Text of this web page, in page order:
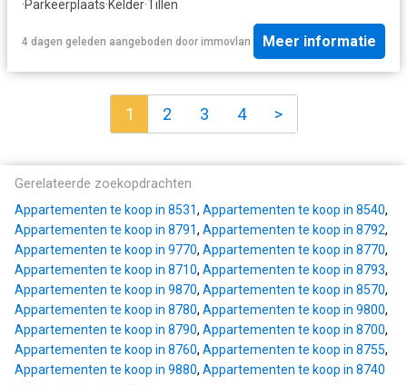
·Parkeerplaats·Kelder·Tillen
4 dagen geleden aangeboden door immovlan Meer informatie
1 2 3 4 >
Gerelateerde zoekopdrachten
Appartementen te koop in 8531, Appartementen te koop in 8540,
Appartementen te koop in 8791, Appartementen te koop in 8792,
Appartementen te koop in 9770, Appartementen te koop in 8770,
Appartementen te koop in 8710, Appartementen te koop in 8793,
Appartementen te koop in 9870, Appartementen te koop in 8570,
Appartementen te koop in 8780, Appartementen te koop in 9800,
Appartementen te koop in 8790, Appartementen te koop in 8700,
Appartementen te koop in 8760, Appartementen te koop in 8755,
Appartementen te koop in 9880, Appartementen te koop in 8740